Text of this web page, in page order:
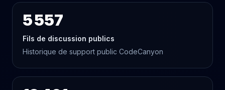
5 557
Fils de discussion publics
Historique de support public CodeCanyon